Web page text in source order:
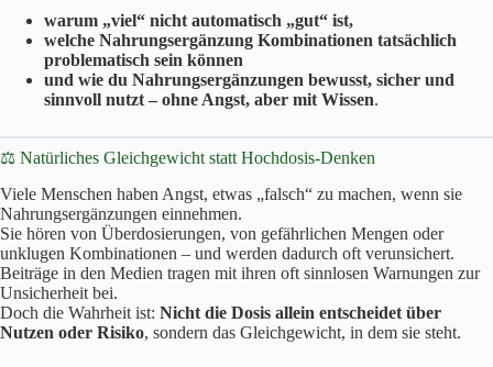
warum „viel“ nicht automatisch „gut“ ist,
welche Nahrungsergänzung Kombinationen tatsächlich
problematisch sein können
und wie du Nahrungsergänzungen bewusst, sicher und
sinnvoll nutzt – ohne Angst, aber mit Wissen.
⚖️ Natürliches Gleichgewicht statt Hochdosis-Denken
Viele Menschen haben Angst, etwas „falsch“ zu machen, wenn sie
Nahrungsergänzungen einnehmen.
Sie hören von Überdosierungen, von gefährlichen Mengen oder
unklugen Kombinationen – und werden dadurch oft verunsichert.
Beiträge in den Medien tragen mit ihren oft sinnlosen Warnungen zur
Unsicherheit bei.
Doch die Wahrheit ist: Nicht die Dosis allein entscheidet über
Nutzen oder Risiko, sondern das Gleichgewicht, in dem sie steht.